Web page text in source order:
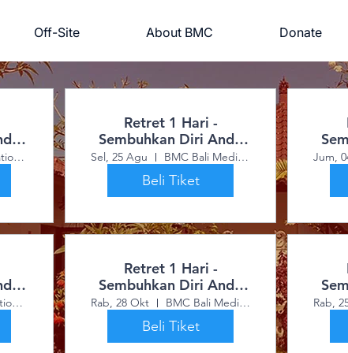
Off-Site About BMC Donate
Bali Meditation Center (BMC)
Retret 1 Hari -
Sembuhkan Diri Anda
dengan Energi Positif
Sel, 25 Agu BMC Bali Meditation Center
Beli Tiket
Jum,
Bali Meditation Center (BMC)
Retret 1 Hari -
Sembuhkan Diri Anda
dengan Energi Positif
Rab, 28 Okt BMC Bali Meditation Center
Beli Tiket
Rab,